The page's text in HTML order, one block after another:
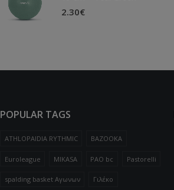
2.30€
POPULAR TAGS
ATHLOPAIDIA RYTHMIC BAZOOKA
Euroleague MIKASA PAO bc Pastorelli
spalding basket Αγωνων Γιλέκο